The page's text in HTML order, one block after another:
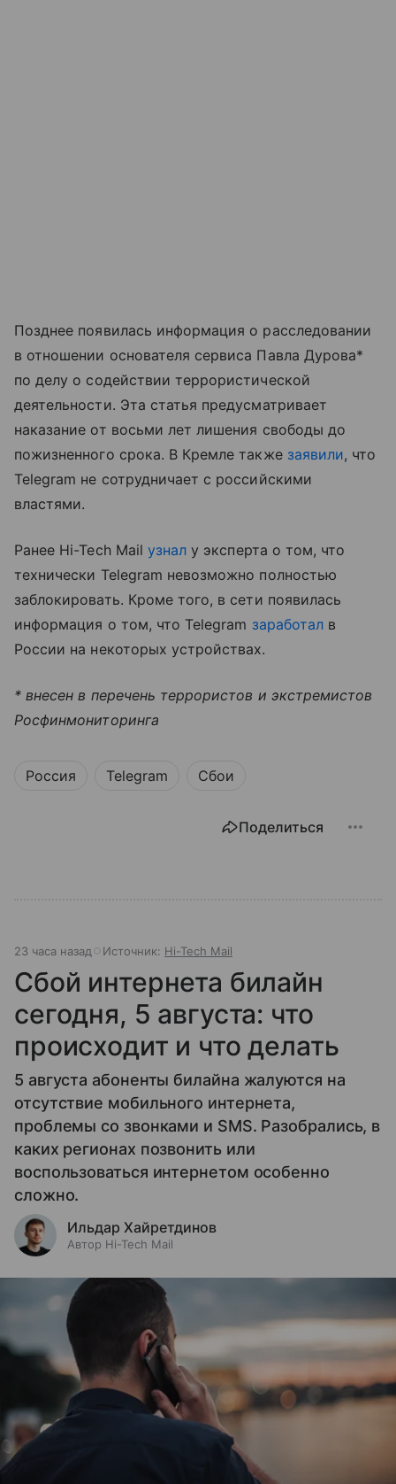
Позднее появилась информация о расследовании
в отношении основателя сервиса Павла Дурова*
по делу о содействии террористической
деятельности. Эта статья предусматривает
наказание от восьми лет лишения свободы до
пожизненного срока. В Кремле также заявили, что
Telegram не сотрудничает с российскими
властями.
Ранее Hi-Tech Mail узнал у эксперта о том, что
технически Telegram невозможно полностью
заблокировать. Кроме того, в сети появилась
информация о том, что Telegram заработалв
России на некоторых устройствах.
* внесен в перечень террористов и экстремистов
Росфинмониторинга
Россия Telegram Сбои
Поделиться
23 часа назад Источник: Hi-Tech Mail
Сбой интернета билайн
сегодня, 5 августа: что
происходит и что делать
5 августа абоненты билайна жалуются на
отсутствие мобильного интернета,
проблемы со звонками и SMS. Разобрались, в
каких регионах позвонить или
воспользоваться интернетом особенно
сложно.
Ильдар Хайретдинов
Автор Hi-Tech Mail